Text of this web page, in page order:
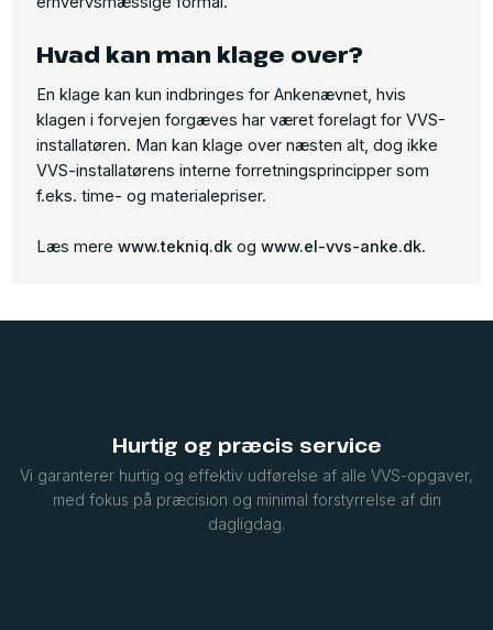
Hvad kan man klage over?
En klage kan kun indbringes for Ankenævnet, hvis
klagen i forvejen forgæves har været forelagt for VVS-
installatøren. Man kan klage over næsten alt, dog ikke
VVS-installatørens interne forretningsprincipper som
f.eks. time- og materialepriser.
Læs merewww.tekniq.dk ogwww.el-vvs-anke.dk.
Hurtig og præcis service
Vi garanterer hurtig og effektiv udførelse af alle VVS-opgaver,
med fokus på præcision og minimal forstyrrelse af din
dagligdag.